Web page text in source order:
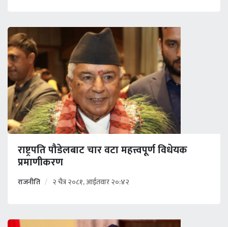
राष्ट्रपति पौडेलबाट चार वटा महत्त्वपूर्ण विधेयक
प्रमाणीकरण
राजनीति २ चैत्र २०८१, आईतवार २०:४२